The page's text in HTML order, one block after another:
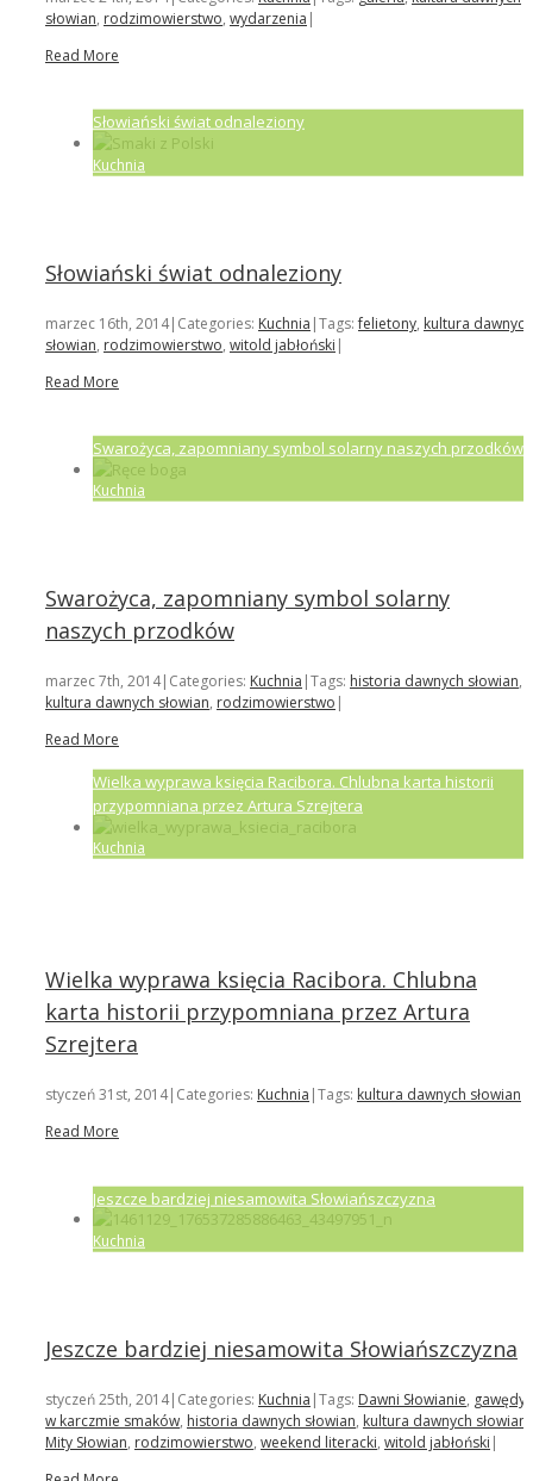
słowian, rodzimowierstwo, wydarzenia |
Read More
Słowiański świat odnaleziony
Kuchnia
Słowiański świat odnaleziony
marzec 16th, 2014| Categories: Kuchnia |Tags:felietony, kultura dawnych
słowian, rodzimowierstwo, witold jabłoński |
Read More
Swarożyca, zapomniany symbol solarny naszych przodków
Kuchnia
Swarożyca, zapomniany symbol solarny
naszych przodków
marzec 7th, 2014| Categories: Kuchnia |Tags: historia dawnych słowian,
kultura dawnych słowian, rodzimowierstwo |
Read More
Wielka wyprawa księcia Racibora. Chlubna karta historii
przypomniana przez Artura Szrejtera
Kuchnia
Wielka wyprawa księcia Racibora. Chlubna
karta historii przypomniana przez Artura
Szrejtera
styczeń 31st, 2014| Categories: Kuchnia |Tags: kultura dawnych słowian
Read More
Jeszcze bardziej niesamowita Słowiańszczyzna
Kuchnia
Jeszcze bardziej niesamowita Słowiańszczyzna
styczeń 25th, 2014| Categories: Kuchnia |Tags: Dawni Słowianie, gawędy
w karczmie smaków, historia dawnych słowian, kultura dawnych słowian
Mity Słowian, rodzimowierstwo, weekend literacki, witold jabłoński |